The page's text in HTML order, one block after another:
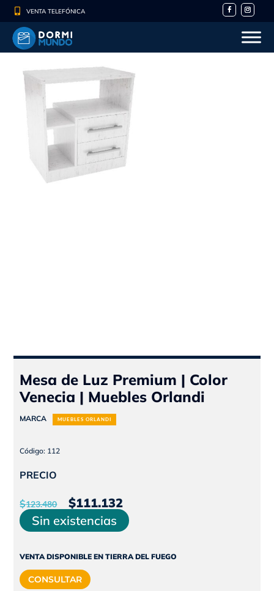
 VENTA TELEFÓNICA
Mesa de Luz Premium | Color
Venecia | Muebles Orlandi
MARCA MUEBLES ORLANDI
Código: 112
PRECIO
$123.480
El
precio
original
era:
$123.480.
$111.132El
precio
actual
es:
Sin existencias
VENTA DISPONIBLE EN TIERRA DEL FUEGO
CONSULTAR